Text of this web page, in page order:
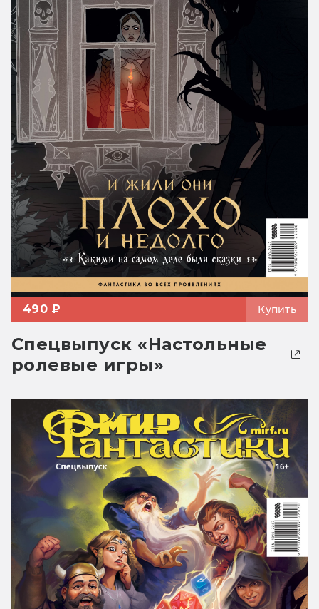
490 ₽ Купить
Спецвыпуск «Настольные
ролевые игры»